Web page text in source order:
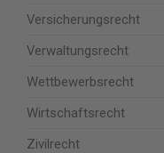
Versicherungsrecht
Verwaltungsrecht
Wettbewerbsrecht
Wirtschaftsrecht
Zivilrecht